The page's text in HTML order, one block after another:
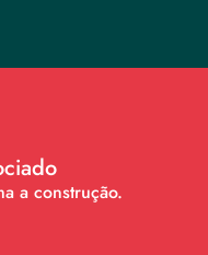
a construção.